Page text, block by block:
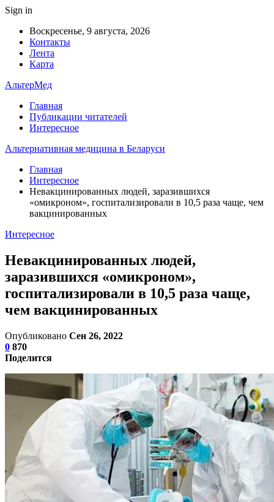
Sign in
Воскресенье, 9 августа, 2026
Контакты
Лента
Карта
АльтерМед
Главная
Публикации читателей
Интересное
Альтернативная медицина в Беларуси
Главная
Интересное
Невакцинированных людей, заразившихся
«омикроном», госпитализировали в 10,5 раза чаще, чем
вакцинированных
Интересное
Невакцинированных людей,
заразившихся «омикроном»,
госпитализировали в 10,5 раза чаще,
чем вакцинированных
Опубликовано Сен 26, 2022
0 870
Поделится